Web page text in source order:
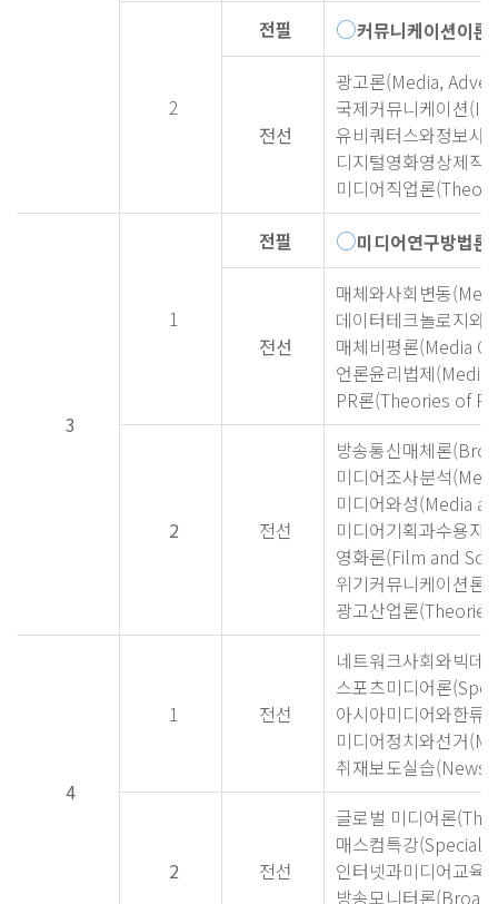
2
전필 ○커뮤니케이션이
전선
광고론(Media,
국제커뮤니케이션
유비쿼터스와정보사
디지털영화영상제작
미디어직업론
3
1
전필 ○미디어연구방법
전선
매체와사회변동
데이터테크놀로지와
매체비평론(Media
언론윤리법제
PR론(Theories of
2 전선
방송통신매체론
미디어조사분석
미디어와성(Media
미디어기획과수용
영화론(Film and
위기커뮤니케이션
광고산업론
4
1 전선
네트워크사회와빅데
스포츠미디어론
아시아미디어와한
미디어정치와선거
취재보도실습
2 전선
글로벌 미디어론
매스컴특강(Special
인터넷과미디어교
방송모니터론